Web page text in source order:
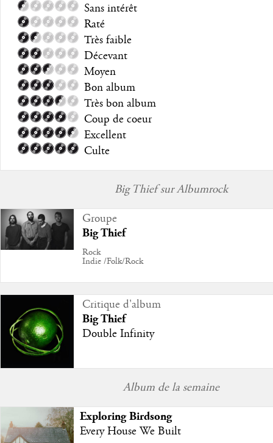
Sans intérêt
Raté
Très faible
Décevant
Moyen
Bon album
Très bon album
Coup de coeur
Excellent
Culte
Big Thief sur Albumrock
Groupe
Big Thief
Rock
Indie /Folk/Rock
Critique d'album
Big Thief
Double Infinity
Album de la semaine
Exploring Birdsong
Every House We Built